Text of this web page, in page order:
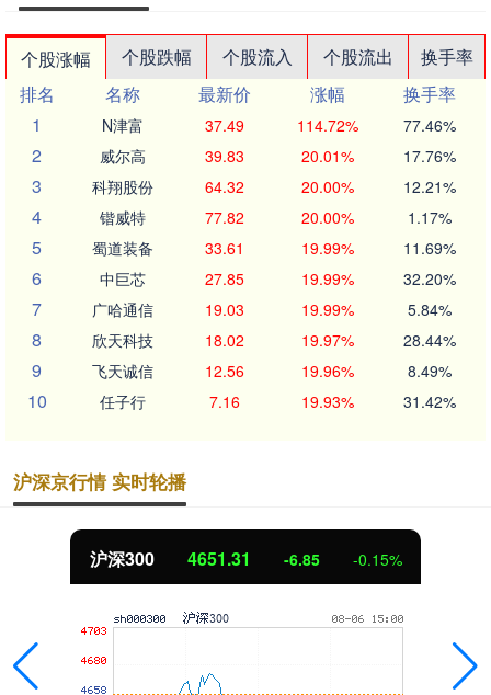
个股涨幅 个股跌幅 个股流入 个股流出
换手率
排名
名称 最新价 涨幅
换手率
1
N津富 37.49 114.72% 77.46%
2 威尔高 39.83 20.01% 17.76%
3 科翔股份 64.32 20.00% 12.21%
4 锴威特 77.82 20.00% 1.17%
5 蜀道装备 33.61 19.99% 11.69%
6 中巨芯 27.85 19.99% 32.20%
7 广哈通信 19.03 19.99% 5.84%
8 欣天科技 18.02 19.97% 28.44%
9 飞天诚信 12.56 19.96% 8.49%
10 任子行 7.16 19.93% 31.42%
沪深京行情 实时轮播
沪深300 4651.31 -6.85 -0.15%